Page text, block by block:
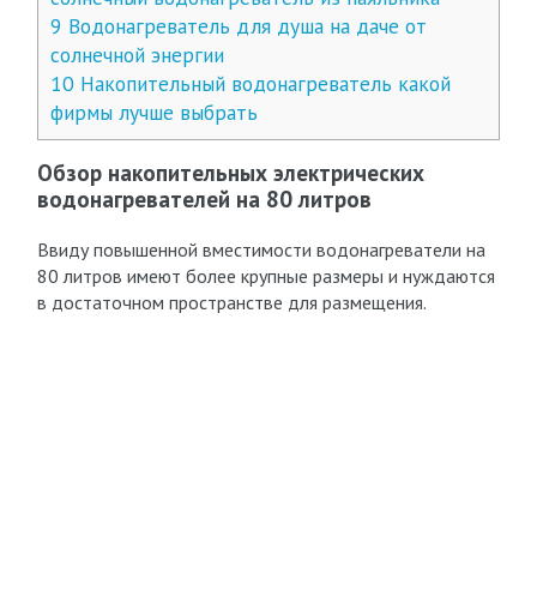
9 Водонагреватель для душа на даче от
солнечной энергии
10Накопительный водонагреватель какой
фирмы лучше выбрать
Обзор накопительных электрических
водонагревателей на 80 литров
Ввиду повышенной вместимости водонагреватели на
80 литров имеют более крупные размеры и нуждаются
в достаточном пространстве для размещения.